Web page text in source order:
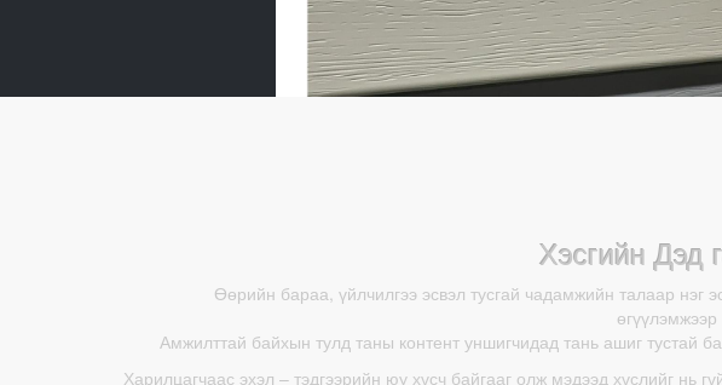
Хэсгийн Дэд
Өөрийн бараа, үйлчилгээ эсвэл тусгай чадамжийн талаар нэг
Амжилттай байхын тулд таны контент уншигчидад тань ашиг тустай
Харилцагчаас эхэл – тэдгээрийн юу хүсч байгааг олж мэдээд хүслийг нь